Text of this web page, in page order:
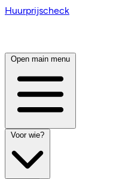
Huurprijscheck
Open main menu
Voor wie?